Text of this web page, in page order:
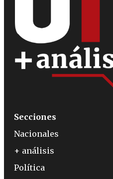
Secciones
Nacionales
+ análisis
Política